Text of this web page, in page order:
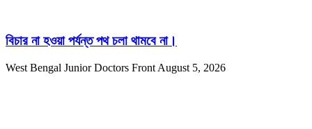
বিচার না হওয়া পর্যন্ত পথ চলা থামবে না।
West Bengal Junior Doctors Front August 5, 2026